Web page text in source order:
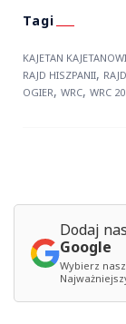
KAJETAN
RAJD HISZPANII,
OGIER, WRC, WRC
Dodaj
Google
Wybierz